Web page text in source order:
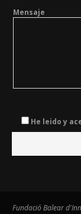
Mensaje
He leido y
Fundació Balear